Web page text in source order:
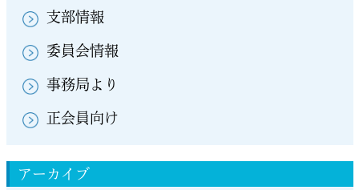
支部情報
委員会情報
事務局より
正会員向け
アーカイブ